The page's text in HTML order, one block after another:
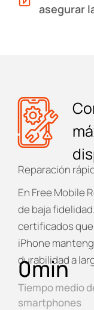
asegurar
Reparación
En Free Mobile
de baja
certificados
iPhone
durabilidad a
Tiempo medio
smartphones
0min